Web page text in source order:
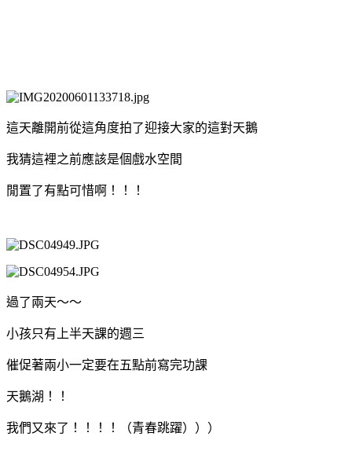
這天離開前從這角度拍了迎接大家的這對天鵝
我猜這裡之前應該是個戲水空間
閒置了有點可惜啊！！！
過了兩天～～
小孩只有上半天課的週三
催促著兩小一定要在五點前寫完功課
天鵝湖！！
我們又來了！！！！（青春跳躍）））